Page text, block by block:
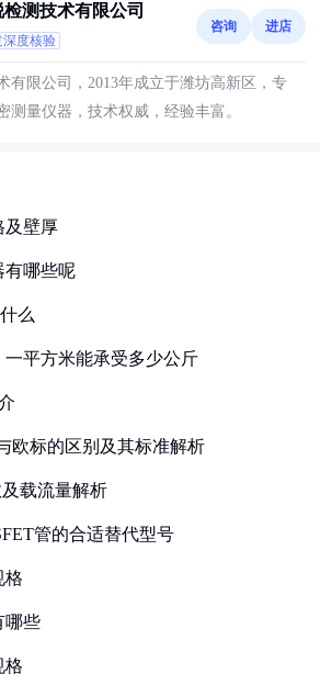
测技术有限公司
深度核验
咨询 进店
有限公司，2013年成立于潍坊高新区，专
测量仪器，技术权威，经验丰富。
及壁厚
有哪些呢
么
平方米能承受多少公斤
欧标的区别及其标准解析
载流量解析
管的合适替代型号
格
哪些
格